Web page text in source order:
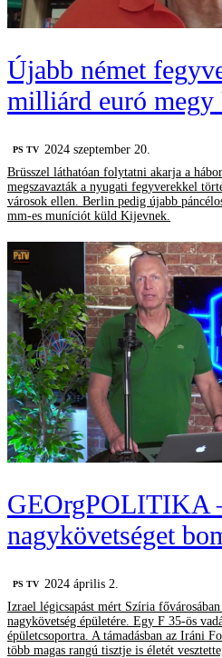
Újabb német
milliárd euró megy
PS TV 2024 szeptember 20.
Brüsszel láthatóan folytatni akarja a
megszavazták a nyugati fegyverekkel
városok ellen. Berlin pedig újabb
mm-es muníciót küld Kijevnek.
GEOrgPOLITIKA
nagykövetséget
PS TV
2024 április 2.
Izrael légicsapást mért Szíria
nagykövetség épületére. Egy F 35-ös
épületcsoportra. A támadásban az Iráni
több magas rangú tisztje is életét